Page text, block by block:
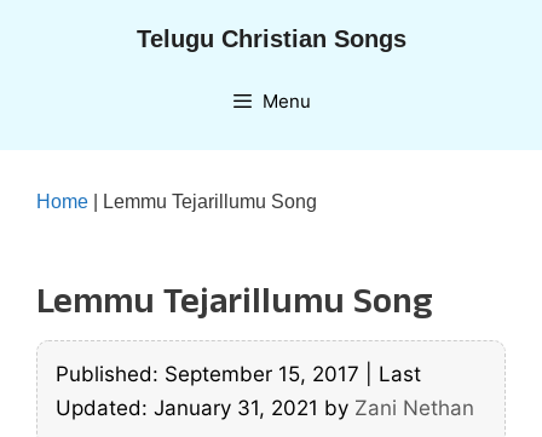
Telugu Christian Songs
Menu
Home Lemmu Tejarillumu Song
Lemmu Tejarillumu Song
Published: September 15, 2017
Last
Updated: January 31, 2021 by Zani Nethan